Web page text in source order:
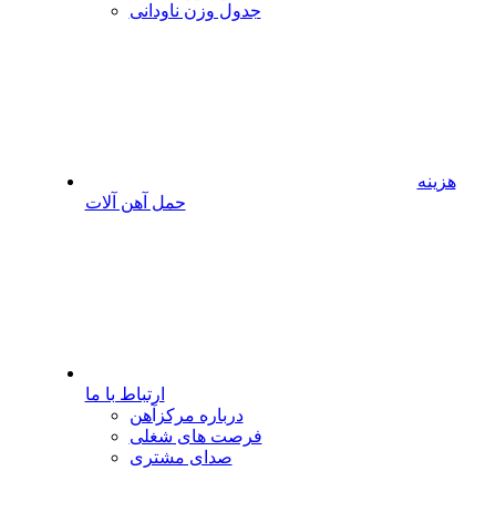
جدول وزن ناودانی
هزینه
حمل آهن آلات
ارتباط با ما
درباره مرکزآهن
فرصت های شغلی
صدای مشتری